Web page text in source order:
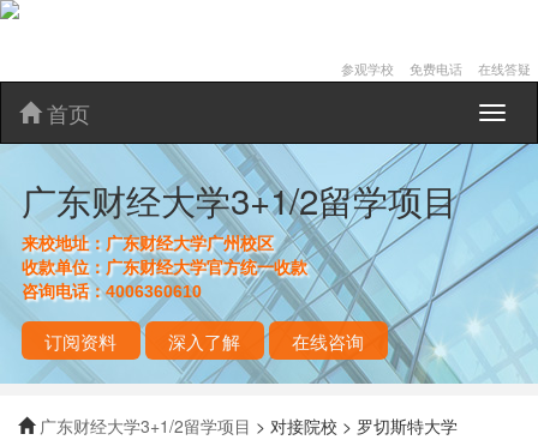
在线答疑
免费电话
参观学校
广
东
财
3+1/2
学
首页
广东财经大学3+1/2留学项目
来校地址： 广东财经大学广州校区
收款单位： 广东财经大学官方统一收款
咨询电话：4006360610
订阅资料 深入了解 在线咨询
广东财经大学3+1/2留学项目 > 对接院校 > 罗切斯特大学